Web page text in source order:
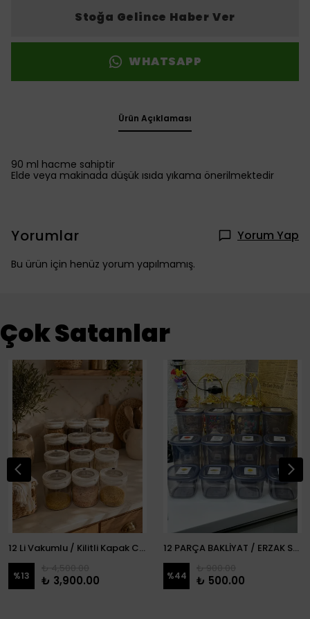
Stoğa Gelince Haber Ver
WHATSAPP
Ürün Açıklaması
90 ml hacme sahiptir
Elde veya makinada düşük ısıda yıkama önerilmektedir
Yorumlar Yorum Yap
Bu ürün için henüz yorum yapılmamış.
Çok Satanlar
12 Li Vakumlu / Kilitli Kapak Cam Erzak Kabı / Kavanoz
%13 ₺ 3,900.00
12 PARÇA BAKLİYAT / ERZAK SETİ
%44 ₺ 500.00